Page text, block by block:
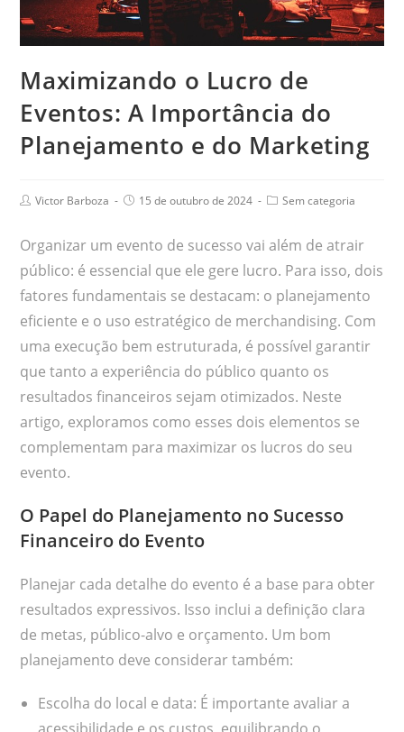
Maximizando o Lucro de
Eventos: A Importância do
Planejamento e do Marketing
Victor Barboza 15 de outubro de 2024 Sem categoria
Organizar um evento de sucesso vai além de atrair
público: é essencial que ele gere lucro. Para isso, dois
fatores fundamentais se destacam: o planejamento
eficiente e o uso estratégico de merchandising. Com
uma execução bem estruturada, é possível garantir
que tanto a experiência do público quanto os
resultados financeiros sejam otimizados. Neste
artigo, exploramos como esses dois elementos se
complementam para maximizar os lucros do seu
evento.
O Papel do Planejamento no Sucesso
Financeiro do Evento
Planejar cada detalhe do evento é a base para obter
resultados expressivos. Isso inclui a definição clara
de metas, público-alvo e orçamento. Um bom
planejamento deve considerar também:
Escolha do local e data: É importante avaliar a